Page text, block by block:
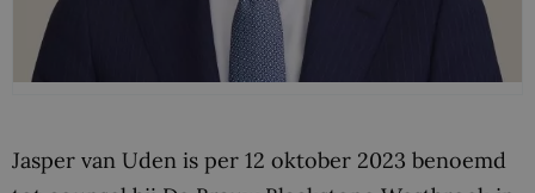
Jasper van Uden is per 12 oktober 2023 benoemd